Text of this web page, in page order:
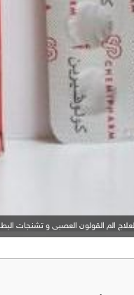
الم القولون العصبى و تشنجات